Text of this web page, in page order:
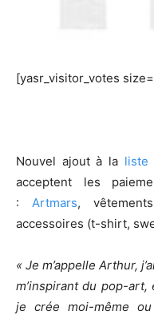
[yasr_visitor_votes
Nouvel ajout à la liste
acceptent les
:Artmars,
accessoires (t-shirt,
« Je m’appelle Arthur,
m’inspirant du pop-
je crée moi-même ou